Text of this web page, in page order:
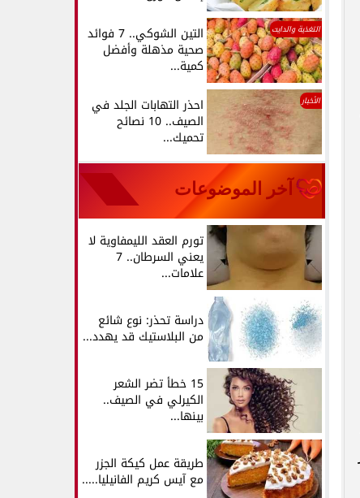
التغذية والدايت التين الشوكي.. 7 فوائد
صحية مذهلة وأفضل
كمية...
الأخبار احذر التهابات الجلد في
الصيف.. 10 نصائح
تحميك...
آخر الموضوعات
تورم العقد الليمفاوية لا
يعني السرطان.. 7
علامات...
دراسة تحذر: نوع شائع
من البلاستيك قد يهدد...
15 خطأ تضر الشعر
الكيرلي في الصيف..
بينها...
طريقة عمل كيكة الجزر
مع آيس كريم الفانيليا.....